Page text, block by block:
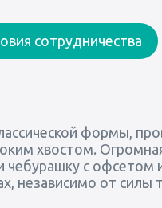
сотрудничества
формы,
хвостом.
чебурашку с
независимо от силы